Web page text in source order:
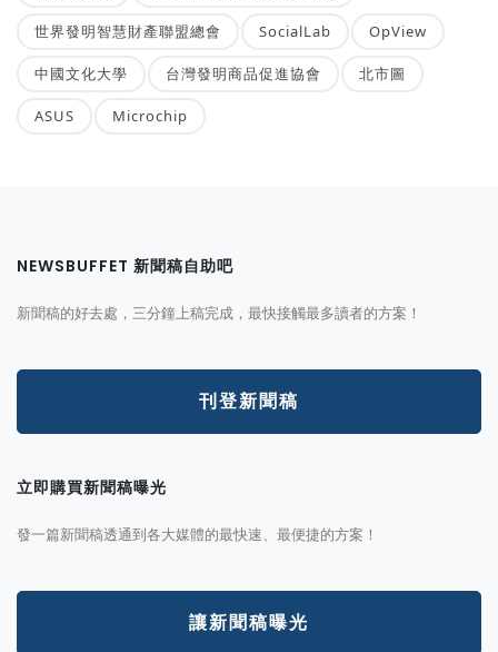
世界發明智慧財產聯盟總會 SocialLab OpView
中國文化大學 台灣發明商品促進協會 北市圖
ASUS Microchip
NEWSBUFFET 新聞稿自助吧
新聞稿的好去處，三分鐘上稿完成，最快接觸最多讀者的方案！
刊登新聞稿
立即購買新聞稿曝光
發一篇新聞稿透通到各大媒體的最快速、最便捷的方案！
讓新聞稿曝光